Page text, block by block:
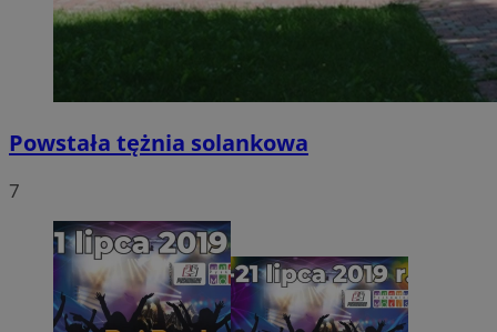
Powstała tężnia solankowa
7